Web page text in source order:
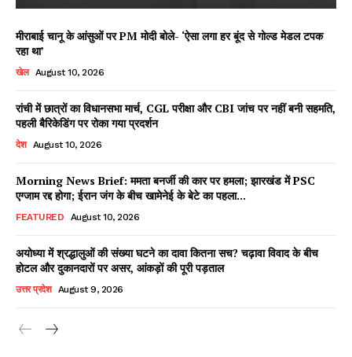
Facebook
X WhatsApp
Share
Read Latest News on AIN
मीराबाई चानू के आंसुओं पर PM मोदी बोले- ‘ऐसा लगा हर बूंद से गोल्ड मेडल टपक
रहा था’
खेल August 10, 2026
रांची में छात्रों का विधानसभा मार्च, CGL परीक्षा और CBI जांच पर नहीं बनी सहमति,
पहली बैरिकेडिंग पर रोका गया प्रदर्शन
देश August 10, 2026
Morning News Brief: ममता बनर्जी की कार पर हमला; झारखंड में PSC
एग्जाम रद्द होगा; ईरान जंग के बीच खामेनेई के बेटे का पहला...
FEATURED August 10, 2026
अयोध्या में श्रद्धालुओं की संख्या घटने का दावा कितना सच? चढ़ावा विवाद के बीच
होटल और दुकानदारों पर असर, आंकड़ों की पूरी पड़ताल
उत्तर प्रदेश August 9, 2026